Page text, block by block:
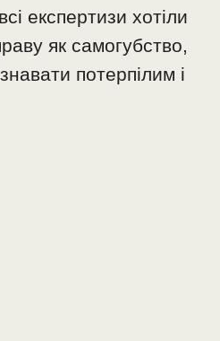
експертизи хотіли
як самогубство,
потерпілим і